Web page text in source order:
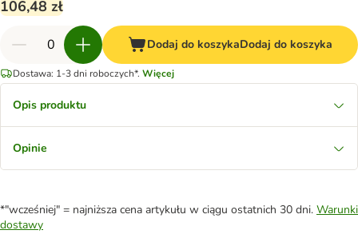
106,48 zł
Dodaj do koszykaDodaj do koszyka
Dostawa: 1-3 dni roboczych*. Więcej
Opis produktu
Opinie
*"wcześniej" = najniższa cena artykułu w ciągu ostatnich 30 dni. Warunki
dostawy